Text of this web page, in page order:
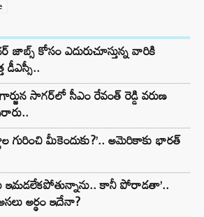
జాబ్స్ కోసం ఎదురుచూస్తున్న వారికి
డీఎస్సీ..
సాగ‌ర్‌లో సీఎం రేవంత్ రెడ్డి వరుణ
గురించి మీకెందుకు?’.. అమెరికాకు భారత్
ఇమడలేకపోతున్నాను.. కానీ పోరాడతా’..
అర్థం ఇదేనా?